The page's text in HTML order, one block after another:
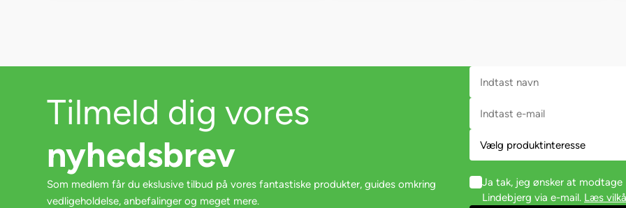
Tilmeld dig vores
nyhedsbrev
Som medlem får du ekslusive tilbud på vores fantastiske produkter, guides omkring
vedligeholdelse, anbefalinger og meget mere.
Ja tak, jeg ønsker at
Lindebjerg via e-mail. Læs